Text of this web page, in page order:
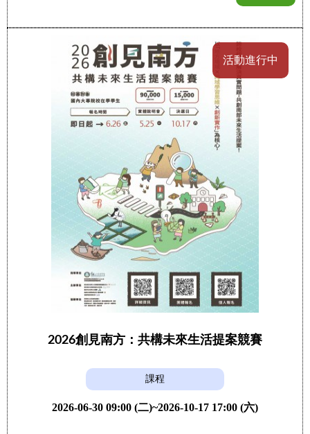
活動進行中
2026創見南方：共構未來生活提案競賽
課程
2026-06-30 09:00 (二)~2026-10-17 17:00 (六)